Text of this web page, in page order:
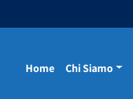
Home Chi Siamo